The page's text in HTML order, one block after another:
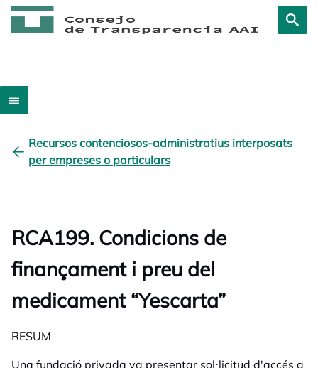
Recursos contenciosos-administratius interposats
per empreses o particulars
RCA199. Condicions de
finançament i preu del
medicament “Yescarta”
RESUM
Una fundació privada va presentar sol·licitud d'accés a